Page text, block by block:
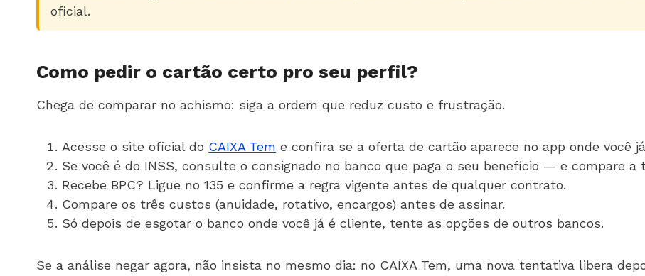
oficial.
Como pedir o cartão certo pro seu perfil?
Chega de comparar no achismo: siga a ordem que reduz custo e frustração.
Acesse o site oficial do CAIXA Tem e confira se a oferta de cartão aparece no app onde você
Se você é do INSS, consulte o consignado no banco que paga o seu benefício — e compare a
Recebe BPC? Ligue no 135 e confirme a regra vigente antes de qualquer contrato.
Compare os três custos (anuidade, rotativo, encargos) antes de assinar.
Só depois de esgotar o banco onde você já é cliente, tente as opções de outros bancos.
Se a análise negar agora, não insista no mesmo dia: no CAIXA Tem, uma nova tentativa libera